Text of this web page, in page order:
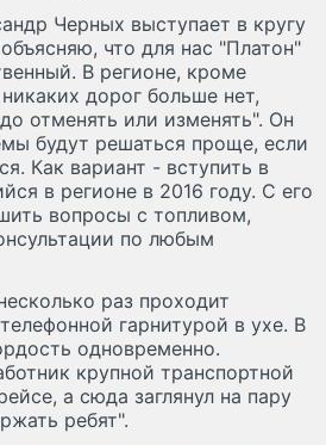
Черных выступает в кругу
что для нас "Платон"
В регионе, кроме
дорог больше нет,
отменять или изменять". Он
будут решаться проще, если
Как вариант - вступить в
в регионе в 2016 году. С его
вопросы с топливом,
по любым
раз проходит
гарнитурой в ухе. В
одновременно.
крупной транспортной
а сюда заглянул на пару
ребят".